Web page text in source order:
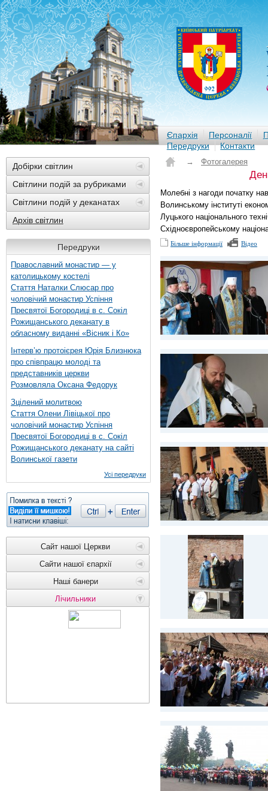
Єпархія Персоналії
Передруки
Контакти
Добірки світлин
Світлини подій за рубриками
Світлини подій у деканатах
Архів світлин
Передруки
Православний монастир — у
католицькому костелі
Стаття Наталки Слюсар про
чоловічий монастир Успіння
Пресвятої Богородиці в с. Сокіл
Рожищанського деканату в
обласному виданні «Вісник і Ко»
Інтерв’ю протоієрея Юрія Близнюка
про співпрацю молоді та
представників церкви
Розмовляла Оксана Федорук
Зцілений молитвою
Стаття Олени Лівіцької про
чоловічий монастир Успіння
Пресвятої Богородиці в с. Сокіл
Рожищанського деканату на сайті
Волинської газети
Усі передруки
Сайт нашої Церкви
Сайти нашої єпархії
Наші банери
Лічильники
→ Фотогалерея
Молебні з нагоди початку
Волинському інституті
Луцького національного
Східноєвропейському
Більше інформації Відео